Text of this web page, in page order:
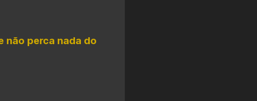
não perca nada do